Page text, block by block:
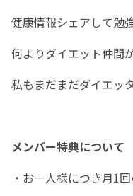
健康情報シェアして勉
何よりダイエット仲間
私もまだまだダイエッ
メンバー特典について
・お一人様につき月1